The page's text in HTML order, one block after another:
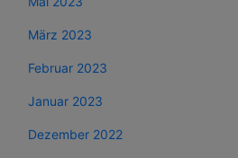
März 2023
Februar 2023
Januar 2023
Dezember 2022